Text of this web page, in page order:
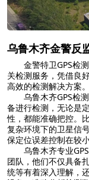
乌鲁木齐金警反
金警特卫GPS检
关检测服务，凭借良
高效的检测解决方案。
乌鲁木齐GPS检
备进行检测，无论是
性，都能准确把控。
复杂环境下的卫星信
保定位误差控制在较
乌鲁木齐专业
团队，他们不仅具备
统等有着深入理解，